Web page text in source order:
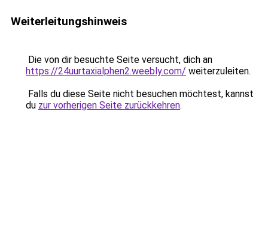
Weiterleitungshinweis
Die von dir besuchte Seite versucht, dich an
https://24uurtaxialphen2.weebly.com/ weiterzuleiten.
Falls du diese Seite nicht besuchen möchtest, kannst
du zur vorherigen Seite zurückkehren.